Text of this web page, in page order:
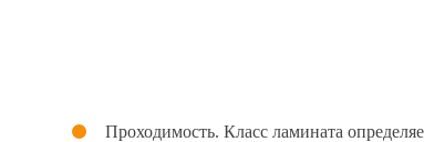
Проходимость. Класс ламината